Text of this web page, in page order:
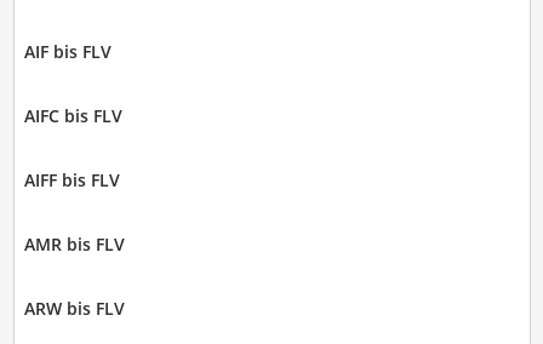
AIF bis FLV
AIFC bis FLV
AIFF bis FLV
AMR bis FLV
ARW bis FLV